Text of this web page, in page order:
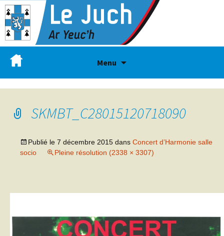
Menu
SKMBT_C28015120718090
Publié le 7 décembre 2015 dans Concert d’Harmonie salle
socio
Pleine résolution (2338 × 3307)